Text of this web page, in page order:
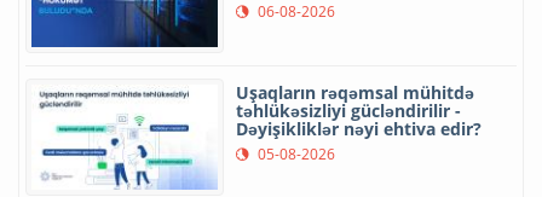
06-08-2026
Uşaqların rəqəmsal mühitdə
təhlükəsizliyi gücləndirilir -
Dəyişikliklər nəyi ehtiva edir?
05-08-2026